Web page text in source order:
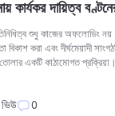
কার্যকর দায়িত্ব
শুধু কাজের অফলোডিং
বিকাশ করা এবং দীর্ঘমেয়াদী
একটি কাঠামোগত
0
প্রেরণ
করার মাধ্যমে, আপনি
সম্মতি প্রদান করছেন:
প্রেরণ
প্রস্তাব করুন